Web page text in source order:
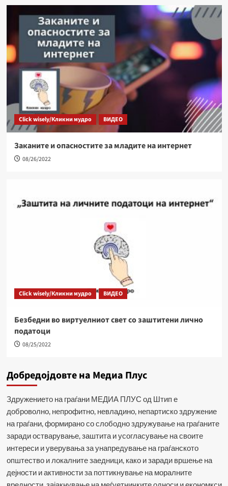
Click wisely/Кликни мудро ВИДЕО
Заканите и опасностите за младите на интернет
08/26/2022
Click wisely/Кликни мудро ВИДЕО
Безбедни во виртуелниот свет со заштитени лично
податоци
08/25/2022
Добредојдовте на Медиа Плус
Здружението на граѓани МЕДИА ПЛУС од Штип е
доброволно, непрофитно, невладино, непартиско здружение
на граѓани, формирано со слободно здружување на граѓаните
заради остварување, заштита и усогласување на своите
интереси и уверувања за унапредување на граѓанското
општество и локалните заедници, како и заради вршење на
дејности и активности за поттикнување на моралните